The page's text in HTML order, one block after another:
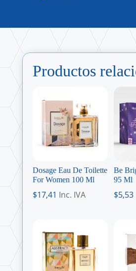
Productos
Dosage Eau De Toilette
For Women 100 Ml
$17,41 Inc. IVA
Be
95 Ml
$5,53